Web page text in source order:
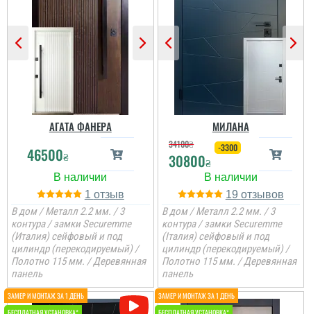
Вся сім'я задоволена
товстелезні та міцні на
вид двері, покриття яке
нічого ок боїться,
Стільки передивились
варіантів вуличних
дверей різних
виробників і саме цей
виробник нам зайшов
більше по ціні та якості,
отримували товар новою
поштою. все приїхало
вчано та ціле. Двері ну
просто тов...
АГАТА ФАНЕРА
46500₴
1
В дом / Металл 2.2 мм. / 3
контура / замки Securemme
(Италия) сейфовый и под
цилиндр (перекодируемый) /
Полотно 115 мм. / Деревянная
панель
МИЛАНА
34100₴
30800₴
-3300
19
В дом / Металл 2.2 мм. / 3
контура / замки Securemme
(Італия) сейфовый и под
цилиндр (перекодируемый) /
Полотно 115 мм. / Деревянная
панель